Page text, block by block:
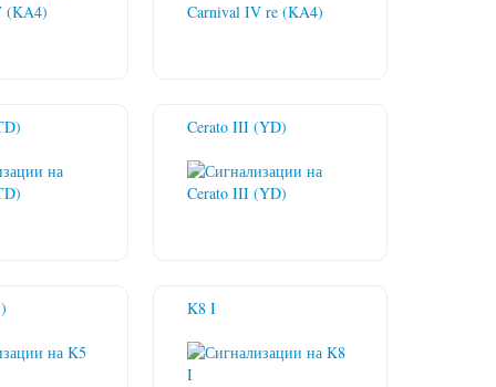
Cerato III (YD)
K8 I